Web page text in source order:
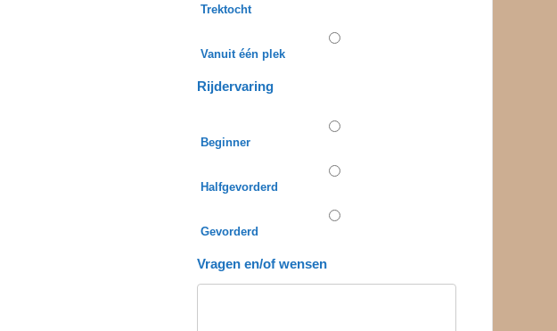
Trektocht
Vanuit één plek
Rijdervaring
Beginner
Halfgevorderd
Gevorderd
Vragen en/of wensen